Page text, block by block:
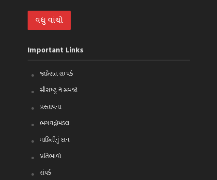
વધુ વાંચો
Important Links
જાહેરાત સમ્પર્ક
સૌરાષ્ટ્ર ને સમજો
પ્રસ્તાવના
ભગવદ્ગોમંડલ
માહિતીનું દાન
પ્રતિભાવો
સંપર્ક